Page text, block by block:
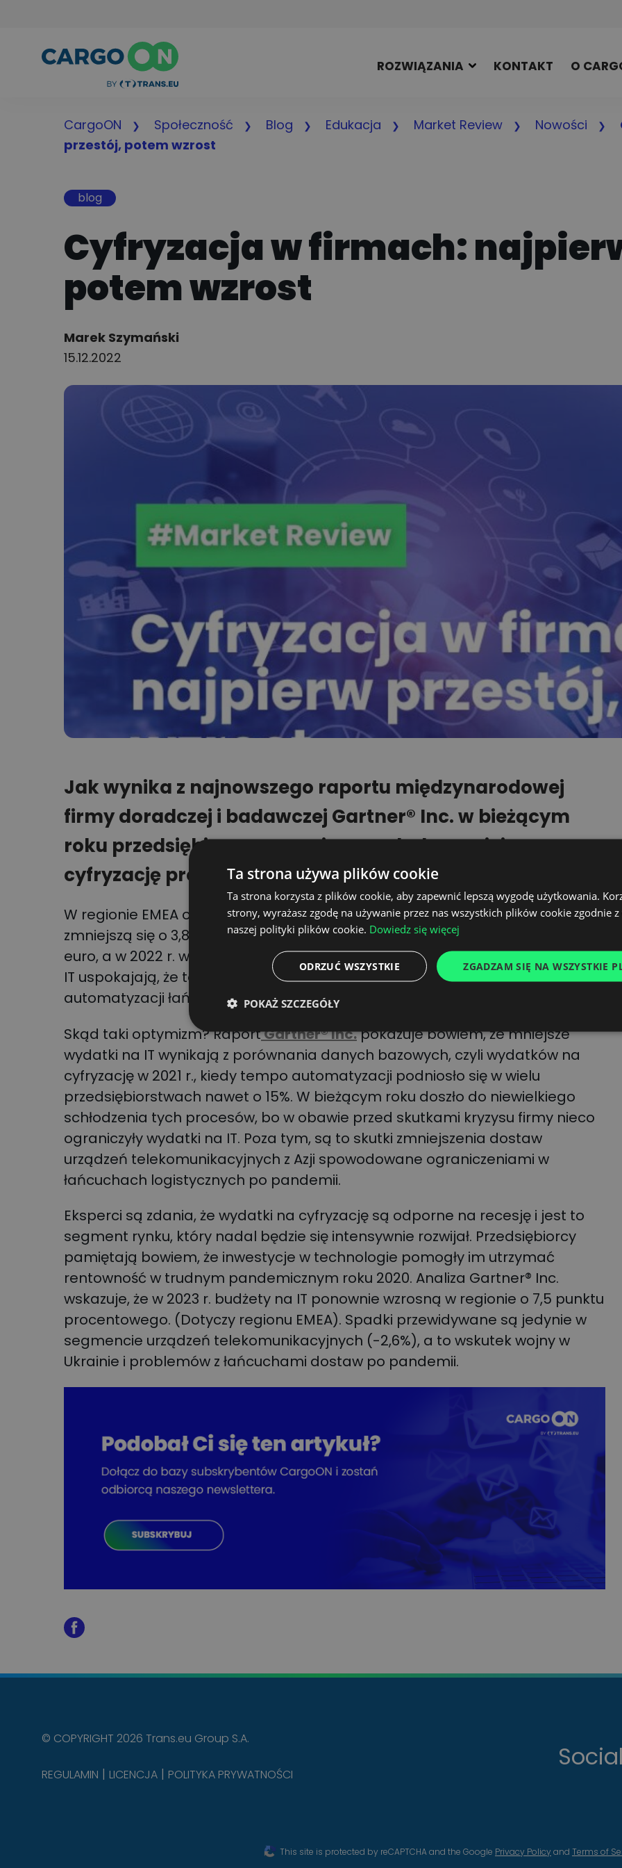
ROZWIĄZANIA KONTAKT O
CargoON Społeczność Blog Edukacja Market Review Nowości
przestój, potem wzrost
blog
Cyfryzacja w firmach:
potem wzrost
Author:
Marek Szymański
15.12.2022
Jak wynika z najnowszego raportu międzynarodowej
firmy doradczej i badawczej Gartner® Inc. w bieżącym
roku przedsiębiorcy europejscy wydadzą mniej na
cyfryzację procesów produkcyjnych i logistycznych.
W regionie EMEA obejmującym Europę, Afrykę i Bliski Wschód wydatki na IT
zmniejszą się o 3,8%. W ubiegłym roku biznes wydał na cyfryzację 1,27 mld
euro, a w 2022 r. wysokość inwestycji wyniesie 1,22 mld euro. Ale eksperci rynki
IT uspokajają, że tak naprawdę nie dzieje się nic niepokojącego, a proces
automatyzacji łańcuchów dostaw nie zwolni.
Skąd taki optymizm? RaportGartner® Inc.pokazuje bowiem, że mniejsze
wydatki na IT wynikają z porównania danych bazowych, czyli wydatków na
cyfryzację w 2021 r., kiedy tempo automatyzacji podniosło się w wielu
przedsiębiorstwach nawet o 15%. W bieżącym roku doszło do niewielkiego
schłodzenia tych procesów, bo w obawie przed skutkami kryzysu firmy nieco
ograniczyły wydatki na IT. Poza tym, są to skutki zmniejszenia dostaw
urządzeń telekomunikacyjnych z Azji spowodowane ograniczeniami w
łańcuchach logistycznych po pandemii.
Eksperci są zdania, że wydatki na cyfryzację są odporne na recesję i jest to
segment rynku, który nadal będzie się intensywnie rozwijał. Przedsiębiorcy
pamiętają bowiem, że inwestycje w technologie pomogły im utrzymać
rentowność w trudnym pandemicznym roku 2020. Analiza Gartner® Inc.
wskazuje, że w 2023 r. budżety na IT ponownie wzrosną w regionie o 7,5 punktu
procentowego. (Dotyczy regionu EMEA). Spadki przewidywane są jedynie w
segmencie urządzeń telekomunikacyjnych (-2,6%), a to wskutek wojny w
Ukrainie i problemów z łańcuchami dostaw po pandemii.
© COPYRIGHT 2026 Trans.eu Group S.A.
REGULAMIN LICENCJA POLITYKA PRYWATNOŚCI
This site is protected by reCAPTCHA and the Google Privacy Policy and Terms of
Ta strona używa plików cookie
Ta strona korzysta z plików cookie, aby zapewnić lepszą wygodę użytkowania.
strony, wyrażasz zgodę na używanie przez nas wszystkich plików cookie zgodnie
naszej polityki plików cookie. Dowiedz się więcej
ZGADZAM SIĘ NA WSZYSTKIE
ODRZUĆ WSZYSTKIE
POKAŻ SZCZEGÓŁY